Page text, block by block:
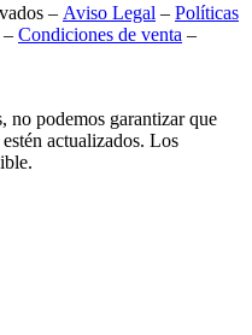
– Aviso Legal – Políticas
– Condiciones de venta –
no podemos garantizar que
actualizados. Los